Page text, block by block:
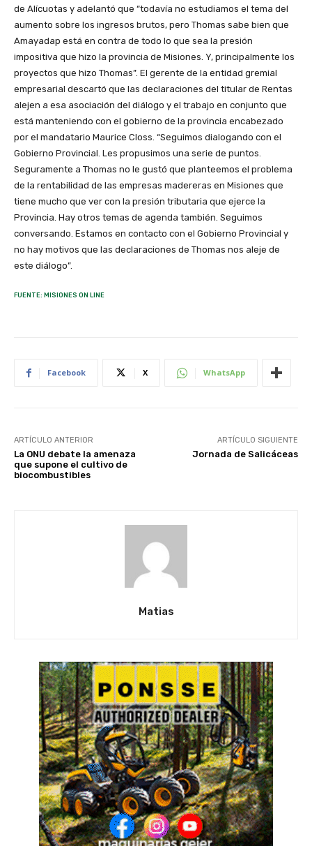
de Alícuotas y adelantó que “todavía no estudiamos el tema del
aumento sobre los ingresos brutos, pero Thomas sabe bien que
Amayadap está en contra de todo lo que sea la presión
impositiva que hizo la provincia de Misiones. Y, principalmente los
proyectos que hizo Thomas”. El gerente de la entidad gremial
empresarial descartó que las declaraciones del titular de Rentas
alejen a esa asociación del diálogo y el trabajo en conjunto que
está manteniendo con el gobierno de la provincia encabezado
por el mandatario Maurice Closs. “Seguimos dialogando con el
Gobierno Provincial. Les propusimos una serie de puntos.
Seguramente a Thomas no le gustó que planteemos el problema
de la rentabilidad de las empresas madereras en Misiones que
tiene mucho que ver con la presión tributaria que ejerce la
Provincia. Hay otros temas de agenda también. Seguimos
conversando. Estamos en contacto con el Gobierno Provincial y
no hay motivos que las declaraciones de Thomas nos aleje de
este diálogo”.
FUENTE: MISIONES ON LINE
Facebook X WhatsApp
ARTÍCULO ANTERIOR
La ONU debate la amenaza
que supone el cultivo de
biocombustibles
ARTÍCULO SIGUIENTE
Jornada de Salicáceas
Matias